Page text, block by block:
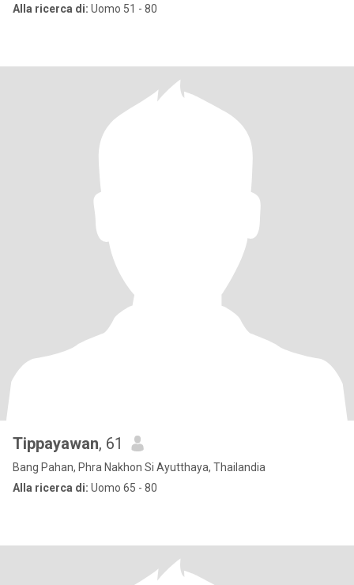
Alla ricerca di: Uomo 51 - 80
Tippayawan, 61
Bang Pahan, Phra Nakhon Si Ayutthaya, Thailandia
Alla ricerca di: Uomo 65 - 80